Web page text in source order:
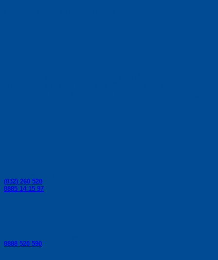
(032) 260 520
0885 14 15 97
0888 520 590